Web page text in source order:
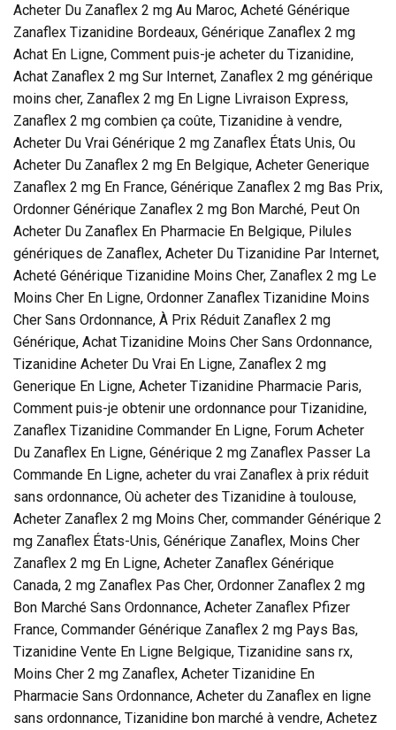
Acheter Du Zanaflex 2 mg Au Maroc, Acheté Générique
Zanaflex Tizanidine Bordeaux, Générique Zanaflex 2 mg
Achat En Ligne, Comment puis-je acheter du Tizanidine,
Achat Zanaflex 2 mg Sur Internet, Zanaflex 2 mg générique
moins cher, Zanaflex 2 mg En Ligne Livraison Express,
Zanaflex 2 mg combien ça coûte, Tizanidine à vendre,
Acheter Du Vrai Générique 2 mg Zanaflex États Unis, Ou
Acheter Du Zanaflex 2 mg En Belgique, Acheter Generique
Zanaflex 2 mg En France, Générique Zanaflex 2 mg Bas Prix,
Ordonner Générique Zanaflex 2 mg Bon Marché, Peut On
Acheter Du Zanaflex En Pharmacie En Belgique, Pilules
génériques de Zanaflex, Acheter Du Tizanidine Par Internet,
Acheté Générique Tizanidine Moins Cher, Zanaflex 2 mg Le
Moins Cher En Ligne, Ordonner Zanaflex Tizanidine Moins
Cher Sans Ordonnance, À Prix Réduit Zanaflex 2 mg
Générique, Achat Tizanidine Moins Cher Sans Ordonnance,
Tizanidine Acheter Du Vrai En Ligne, Zanaflex 2 mg
Generique En Ligne, Acheter Tizanidine Pharmacie Paris,
Comment puis-je obtenir une ordonnance pour Tizanidine,
Zanaflex Tizanidine Commander En Ligne, Forum Acheter
Du Zanaflex En Ligne, Générique 2 mg Zanaflex Passer La
Commande En Ligne, acheter du vrai Zanaflex à prix réduit
sans ordonnance, Où acheter des Tizanidine à toulouse,
Acheter Zanaflex 2 mg Moins Cher, commander Générique 2
mg Zanaflex États-Unis, Générique Zanaflex, Moins Cher
Zanaflex 2 mg En Ligne, Acheter Zanaflex Générique
Canada, 2 mg Zanaflex Pas Cher, Ordonner Zanaflex 2 mg
Bon Marché Sans Ordonnance, Acheter Zanaflex Pfizer
France, Commander Générique Zanaflex 2 mg Pays Bas,
Tizanidine Vente En Ligne Belgique, Tizanidine sans rx,
Moins Cher 2 mg Zanaflex, Acheter Tizanidine En
Pharmacie Sans Ordonnance, Acheter du Zanaflex en ligne
sans ordonnance, Tizanidine bon marché à vendre, Achetez